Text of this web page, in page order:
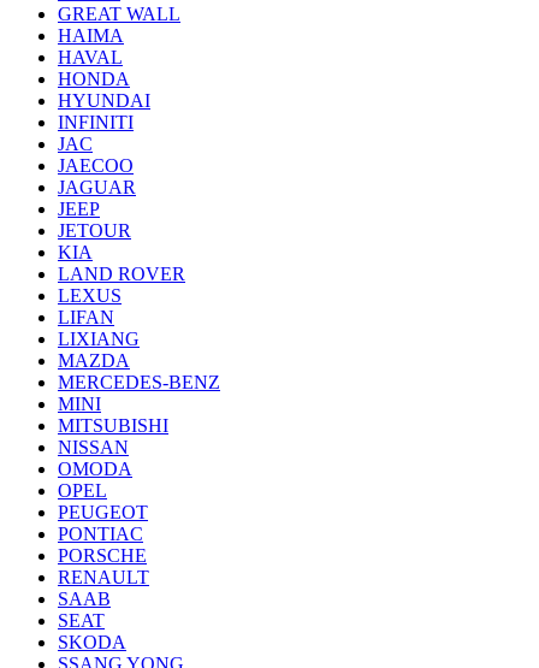
GREAT WALL
HAIMA
HAVAL
HONDA
HYUNDAI
INFINITI
JAC
JAECOO
JAGUAR
JEEP
JETOUR
KIA
LAND ROVER
LEXUS
LIFAN
LIXIANG
MAZDA
MERCEDES-BENZ
MINI
MITSUBISHI
NISSAN
OMODA
OPEL
PEUGEOT
PONTIAC
PORSCHE
RENAULT
SAAB
SEAT
SKODA